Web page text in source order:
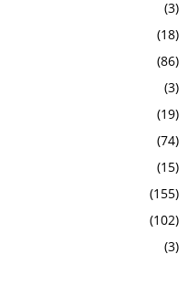
(3)
(18)
(86)
(3)
(19)
(74)
(15)
(155)
(102)
(3)